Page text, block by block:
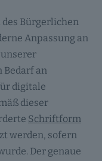
des Bürgerlichen
Anpassung an
unserer
Bedarf an
digitale
dieser
Schriftform
werden, sofern
Der genaue